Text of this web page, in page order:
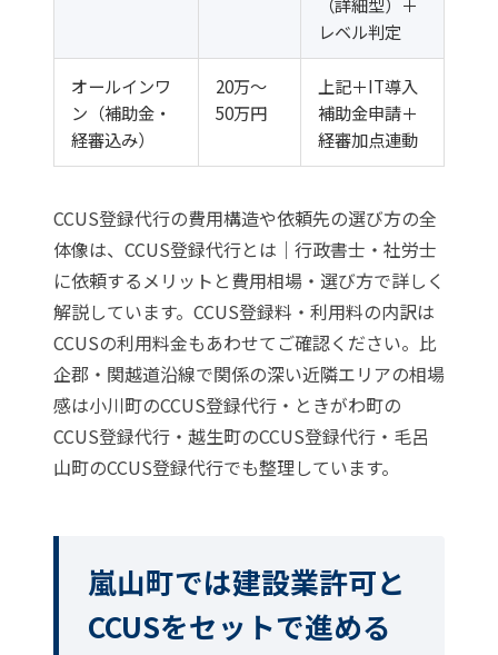
レベル判定
オールインワ
ン（補助金・
経審込み）
20万〜
50万円
上記＋IT導入
補助金申請＋
経審加点連動
CCUS登録代行の費用構造や依頼先の選び方の全
体像は、 CCUS登録代行とは｜行政書士・社労士
に依頼するメリットと費用相場・選び方で詳しく
解説しています。CCUS登録料・利用料の内訳は
CCUSの利用料金もあわせてご確認ください。比
企郡・関越道沿線で関係の深い近隣エリアの相場
感は小川町のCCUS登録代行 ・ ときがわ町の
CCUS登録代行 ・ 越生町のCCUS登録代行 ・ 毛呂
山町のCCUS登録代行でも整理しています。
嵐山町では建設業許可と
CCUSをセットで進める